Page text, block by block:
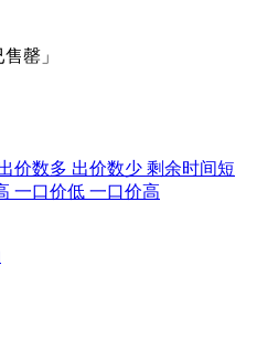
罄」
价数多 出价数少 剩余时间短
一口价低 一口价高